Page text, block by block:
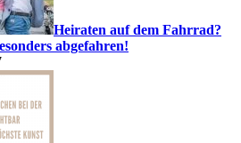
Heiraten auf dem Fahrrad?
abgefahren!